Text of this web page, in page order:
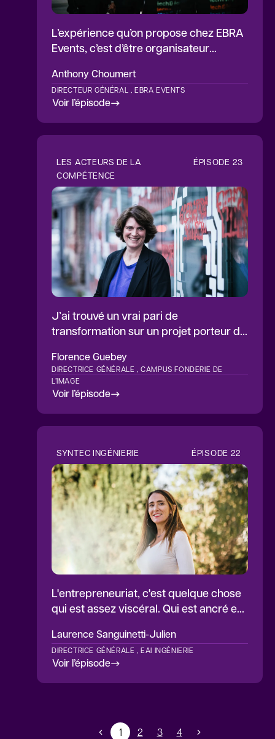
L’expérience qu’on propose chez EBRA
Events, c’est d’être organisateur
AnthonyChoumert
DIRECTEUR GÉNÉRAL , EBRA EVENTS
Voir l’épisode
LES ACTEURS DE LA
COMPÉTENCE
ÉPISODE 23
J’ai trouvé un vrai pari de
transformation sur un projet porteur de
FlorenceGuebey
DIRECTRICE GÉNÉRALE , CAMPUS FONDERIE DE
L’IMAGE
Voir l’épisode
SYNTEC INGÉNIERIE ÉPISODE 22
L'entrepreneuriat, c'est quelque chose
qui est assez viscéral. Qui est ancré en
LaurenceSanguinetti-Julien
DIRECTRICE GÉNÉRALE , EAI INGÉNIERIE
Voir l’épisode
1 2 3 4